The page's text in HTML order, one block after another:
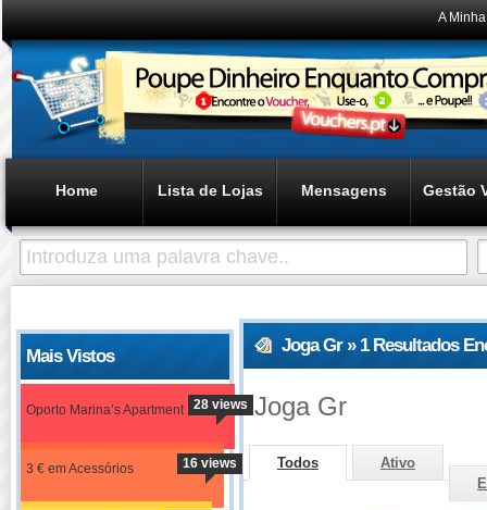
A
Home Lista de Lojas Mensagens Gestão
Mais Vistos
Oporto Marina’s Apartment 28 views
3 € em Acessórios 16 views
Joga Gr » 1 Resultados
Joga Gr
Todos
Ativo